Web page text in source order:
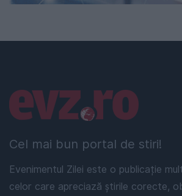
Cel mai bun portal de stiri!
Evenimentul Zilei este o publicație
celor care apreciază știrile corecte,
Linkuri utile